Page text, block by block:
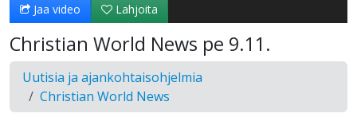
Jaa video Lahjoita
Christian World News pe 9.11.
Uutisia ja ajankohtaisohjelmia
Christian World News